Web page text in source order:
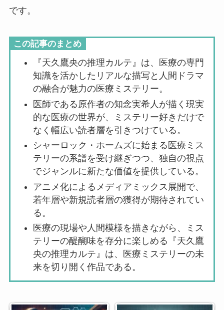
です。
この記事のまとめ
『天久鷹央の推理カルテ』は、医療の専門
知識を活かしたリアルな描写と人間ドラマ
の融合が魅力の医療ミステリー。
医師である原作者の知念実希人が描く現実
的な医療の世界が、ミステリー好きだけで
なく幅広い読者層を引きつけている。
シャーロック・ホームズに始まる医療ミス
テリーの系譜を受け継ぎつつ、独自の視点
でジャンルに新たな価値を提供している。
アニメ化によるメディアミックス展開で、
若年層や新規読者層の獲得が期待されてい
る。
医療の現場や人間模様を描きながら、ミス
テリーの醍醐味を存分に楽しめる『天久鷹
央の推理カルテ』は、医療ミステリーの未
来を切り開く作品である。